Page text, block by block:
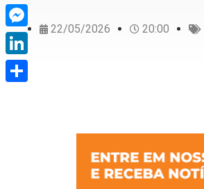
22/05/2026 20:00
Twitter
Messenger
LinkedIn